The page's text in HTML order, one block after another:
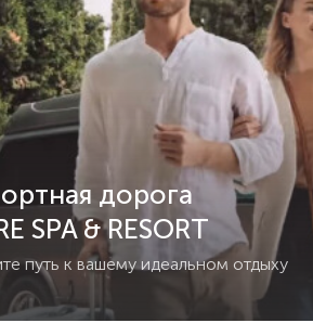
дорога
SPA & RESORT
путь к вашему идеальном отдыху